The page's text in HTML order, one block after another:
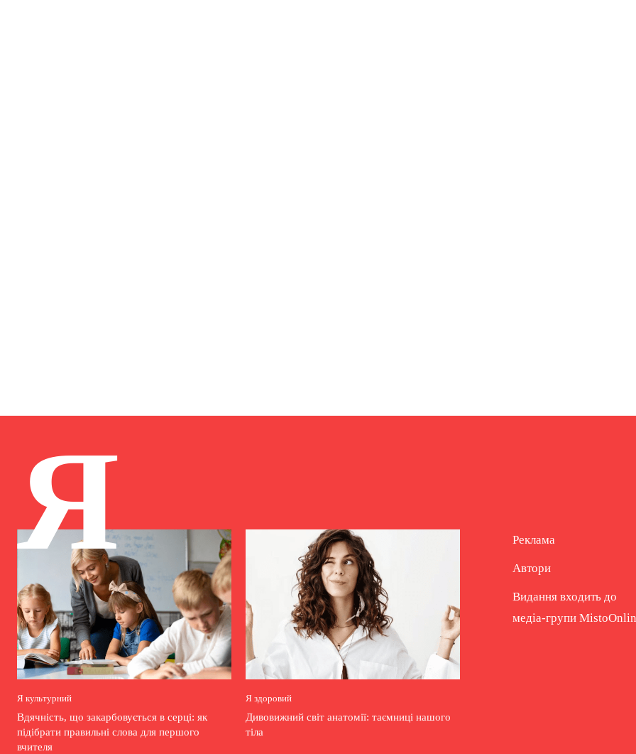
Я
Я культурний
Вдячність, що закарбовується в серці: як
підібрати правильні слова для першого
вчителя
Я здоровий
Дивовижний світ анатомії: таємниці нашого
тіла
Реклама
Автори
Видання входить до
медіа-групи